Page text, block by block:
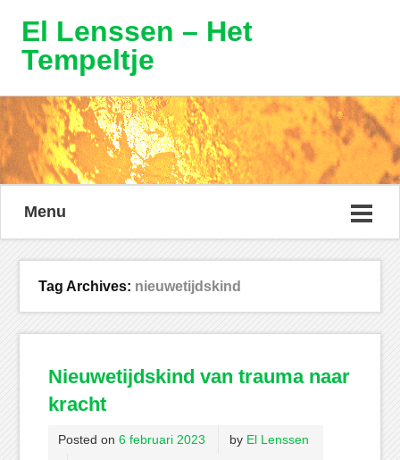
El Lenssen – Het
Tempeltje
Menu
Tag Archives: nieuwetijdskind
Nieuwetijdskind van trauma naar
kracht
Posted on 6 februari 2023 by El Lenssen